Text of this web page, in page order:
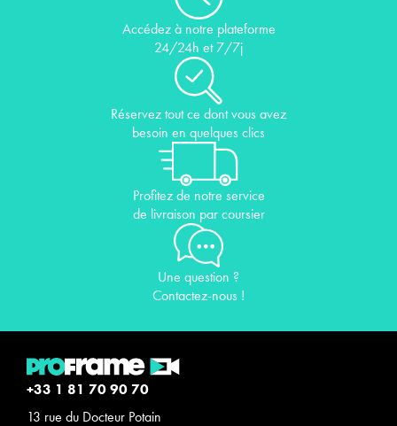
Accédez à notre plateforme
24/24h et 7/7j
Réservez tout ce dont vous avez
besoin en quelques clics
Profitez de notre service
de livraison par coursier
Une question ?
Contactez-nous !
+33 1 81 70 90 70
13 rue du Docteur Potain